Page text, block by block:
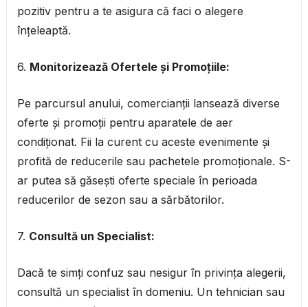
pozitiv pentru a te asigura că faci o alegere
înțeleaptă.
6. Monitorizează Ofertele și Promoțiile:
Pe parcursul anului, comercianții lansează diverse
oferte și promoții pentru aparatele de aer
condiționat. Fii la curent cu aceste evenimente și
profită de reducerile sau pachetele promoționale. S-
ar putea să găsești oferte speciale în perioada
reducerilor de sezon sau a sărbătorilor.
7. Consultă un Specialist:
Dacă te simți confuz sau nesigur în privința alegerii,
consultă un specialist în domeniu. Un tehnician sau